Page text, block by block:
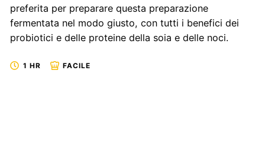
preferita per preparare questa preparazione
fermentata nel modo giusto, con tutti i benefici dei
probiotici e delle proteine della soia e delle noci.
1 HR FACILE